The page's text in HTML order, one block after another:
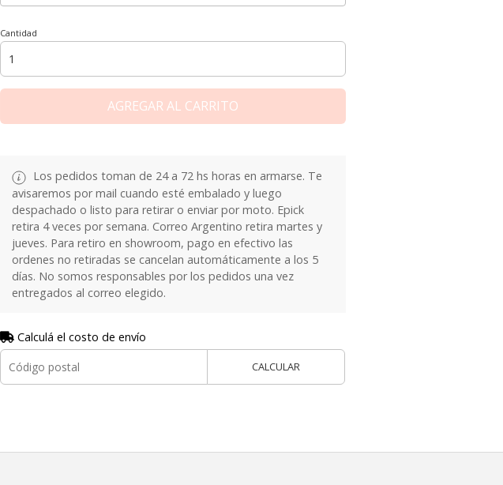
Cantidad
AGREGAR AL CARRITO
Los pedidos toman de 24 a 72 hs horas en armarse. Te
avisaremos por mail cuando esté embalado y luego
despachado o listo para retirar o enviar por moto. Epick
retira 4 veces por semana. Correo Argentino retira martes y
jueves. Para retiro en showroom, pago en efectivo las
ordenes no retiradas se cancelan automáticamente a los 5
días. No somos responsables por los pedidos una vez
entregados al correo elegido.
Calculá el costo de envío
CALCULAR